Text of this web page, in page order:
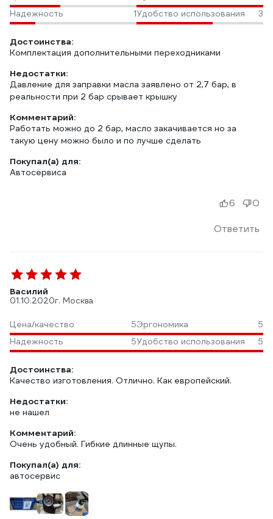
Надежность
1Удобство использования 3
Достоинства:
Комплектация дополнительными переходниками
Недостатки:
Давление для заправки масла заявлено от 2,7 бар, в
реальности при 2 бар срывает крышку
Комментарий:
Работать можно до 2 бар, масло закачивается но за
такую цену можно было и по лучше сделать
Покупал(а) для:
Автосервиса
Ответить
6 0
Василий
01.10.2020г. Москва
Цена/качество 5Эргономика
5
Надежность
5Удобство использования 5
Достоинства:
Качество изготовления. Отлично. Как европейский.
Недостатки:
не нашел
Комментарий:
Очень удобный. Гибкие длинные щупы.
Покупал(а) для:
автосервис